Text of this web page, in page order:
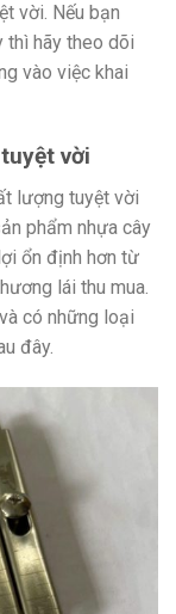
vời. Nếu bạn
thì hãy theo dõi
vào việc khai
vời
lượng tuyệt vời
phẩm nhựa cây
ổn định hơn từ
lái thu mua.
có những loại
đây.